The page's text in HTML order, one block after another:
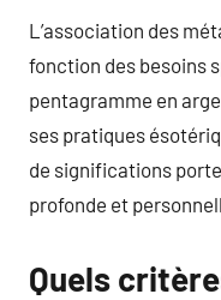
L’association des
fonction des besoins
pentagramme en
ses pratiques
de significations
profonde et
Quels